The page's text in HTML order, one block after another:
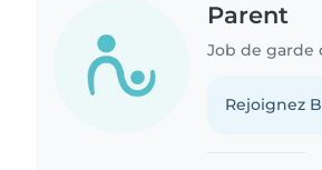
Parent
Job de garde
Rejoignez